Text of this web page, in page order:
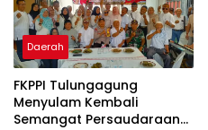
Daerah
FKPPI Tulungagung
Menyulam Kembali
Semangat Persaudaraan